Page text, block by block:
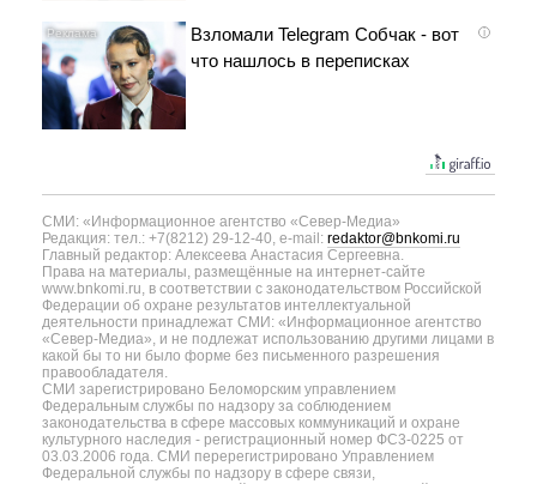
i
Взломали Telegram Собчак - вот
что нашлось в переписках
СМИ: «Информационное агентство «Север-Медиа»
Редакция: тел.: +7(8212) 29-12-40, e-mail: redaktor@bnkomi.ru
Главный редактор: Алексеева Анастасия Сергеевна.
Права на материалы, размещённые на интернет-сайте
www.bnkomi.ru, в соответствии с законодательством Российской
Федерации об охране результатов интеллектуальной
деятельности принадлежат СМИ: «Информационное агентство
«Север-Медиа», и не подлежат использованию другими лицами в
какой бы то ни было форме без письменного разрешения
правообладателя.
СМИ зарегистрировано Беломорским управлением
Федеральным службы по надзору за соблюдением
законодательства в сфере массовых коммуникаций и охране
культурного наследия - регистрационный номер ФС3-0225 от
03.03.2006 года. СМИ перерегистрировано Управлением
Федеральной службы по надзору в сфере связи,